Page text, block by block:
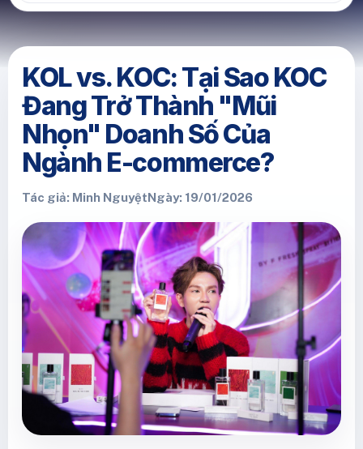
KOL vs. KOC: Tại Sao KOC
Đang Trở Thành "Mũi
Nhọn" Doanh Số Của
Ngành E-commerce?
Tác giả: Minh NguyệtNgày: 19/01/2026